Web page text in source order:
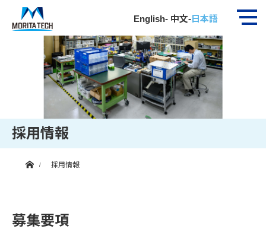
English- 中文-日本語
採用情報
ホーム採用情報
募集要項